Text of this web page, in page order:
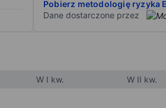
Pobierz metodologię ryzyka
Dane dostarczone przez
W I kw. W II kw.